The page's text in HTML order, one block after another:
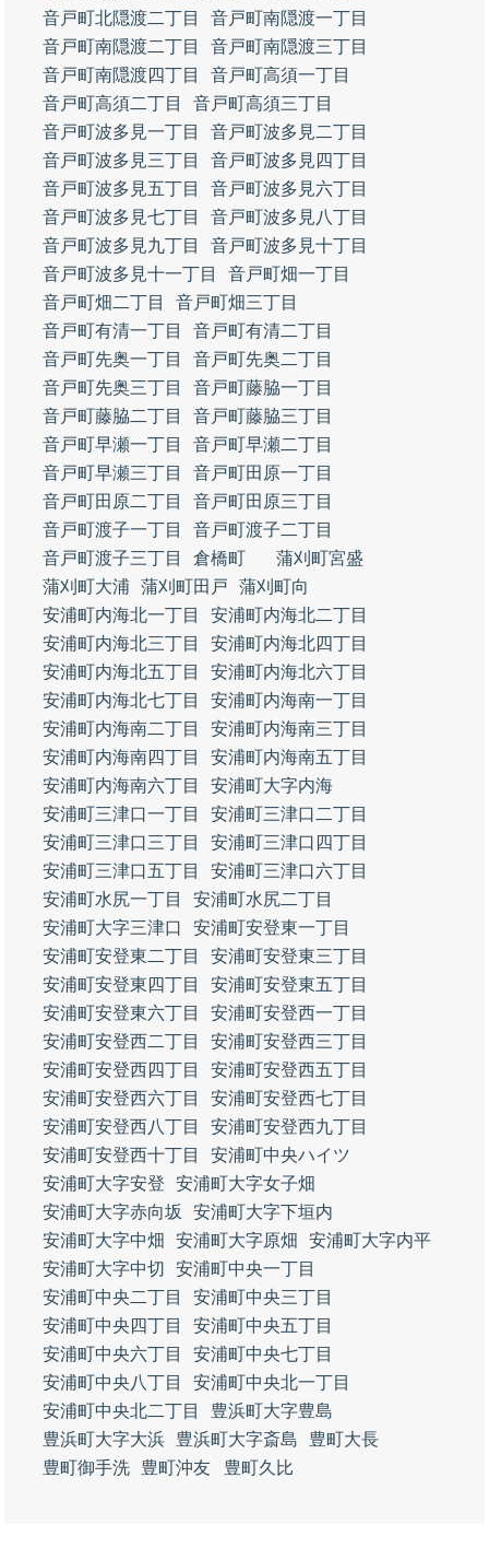
音戸町北隠渡二丁目
音戸町南隠渡一丁目
音戸町南隠渡二丁目
音戸町南隠渡三丁目
音戸町南隠渡四丁目
音戸町高須一丁目
音戸町高須二丁目
音戸町高須三丁目
音戸町波多見一丁目
音戸町波多見二丁目
音戸町波多見三丁目
音戸町波多見四丁目
音戸町波多見五丁目
音戸町波多見六丁目
音戸町波多見七丁目
音戸町波多見八丁目
音戸町波多見九丁目
音戸町波多見十丁目
音戸町波多見十一丁目
音戸町畑一丁目
音戸町畑二丁目
音戸町畑三丁目
音戸町有清一丁目
音戸町有清二丁目
音戸町先奥一丁目
音戸町先奥二丁目
音戸町先奥三丁目
音戸町藤脇一丁目
音戸町藤脇二丁目
音戸町藤脇三丁目
音戸町早瀬一丁目
音戸町早瀬二丁目
音戸町早瀬三丁目
音戸町田原一丁目
音戸町田原二丁目
音戸町田原三丁目
音戸町渡子一丁目
音戸町渡子二丁目
音戸町渡子三丁目
倉橋町
蒲刈町宮盛
蒲刈町大浦
蒲刈町田戸
蒲刈町向
安浦町内海北一丁目
安浦町内海北二丁目
安浦町内海北三丁目
安浦町内海北四丁目
安浦町内海北五丁目
安浦町内海北六丁目
安浦町内海北七丁目
安浦町内海南一丁目
安浦町内海南二丁目
安浦町内海南三丁目
安浦町内海南四丁目
安浦町内海南五丁目
安浦町内海南六丁目
安浦町大字内海
安浦町三津口一丁目
安浦町三津口二丁目
安浦町三津口三丁目
安浦町三津口四丁目
安浦町三津口五丁目
安浦町三津口六丁目
安浦町水尻一丁目
安浦町水尻二丁目
安浦町大字三津口
安浦町安登東一丁目
安浦町安登東二丁目
安浦町安登東三丁目
安浦町安登東四丁目
安浦町安登東五丁目
安浦町安登東六丁目
安浦町安登西一丁目
安浦町安登西二丁目
安浦町安登西三丁目
安浦町安登西四丁目
安浦町安登西五丁目
安浦町安登西六丁目
安浦町安登西七丁目
安浦町安登西八丁目
安浦町安登西九丁目
安浦町安登西十丁目
安浦町中央ハイツ
安浦町大字安登
安浦町大字女子畑
安浦町大字赤向坂
安浦町大字下垣内
安浦町大字中畑
安浦町大字原畑
安浦町大字内平
安浦町大字中切
安浦町中央一丁目
安浦町中央二丁目
安浦町中央三丁目
安浦町中央四丁目
安浦町中央五丁目
安浦町中央六丁目
安浦町中央七丁目
安浦町中央八丁目
安浦町中央北一丁目
安浦町中央北二丁目
豊浜町大字豊島
豊浜町大字大浜
豊浜町大字斎島
豊町大長
豊町御手洗
豊町沖友 豊町久比